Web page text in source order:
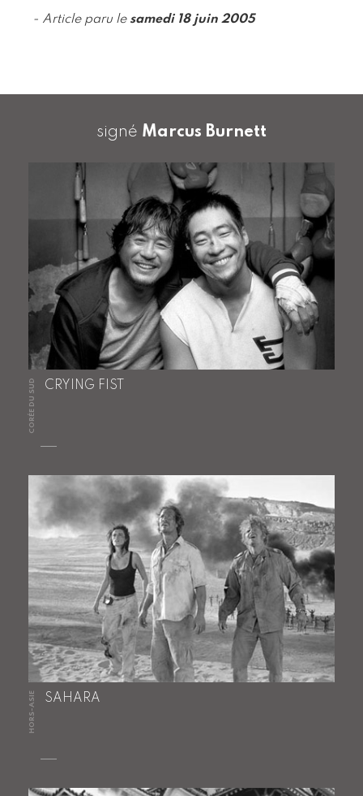
- Article paru le samedi 18 juin 2005
signé Marcus Burnett
CORÉE DU SUD CRYING FIST
HORS-ASIE SAHARA